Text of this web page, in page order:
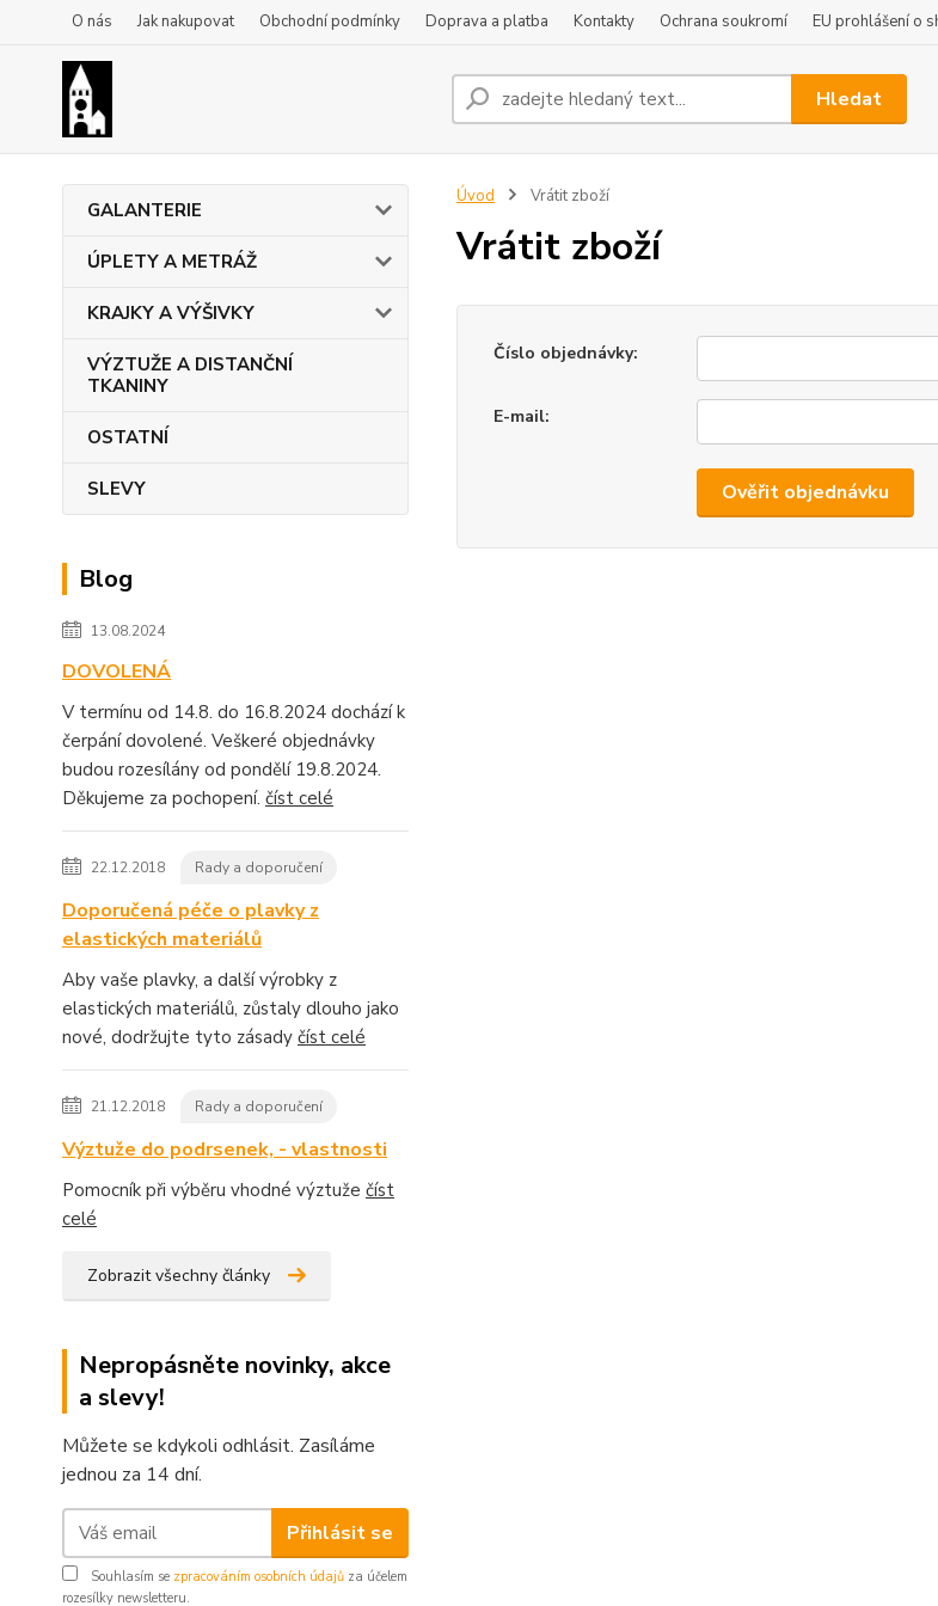
O nás Jak nakupovat Obchodní podmínky Doprava a platba Kontakty Ochrana soukromí EU prohlášení o
Hledat
GALANTERIE
ÚPLETY A METRÁŽ
KRAJKY A VÝŠIVKY
VÝZTUŽE A DISTANČNÍ
TKANINY
OSTATNÍ
SLEVY
Blog
13.08.2024
DOVOLENÁ
V termínu od 14.8. do 16.8.2024 dochází k
čerpání dovolené. Veškeré objednávky
budou rozesílány od pondělí 19.8.2024.
Děkujeme za pochopení. číst celé
22.12.2018 Rady a doporučení
Doporučená péče o plavky z
elastických materiálů
Aby vaše plavky, a další výrobky z
elastických materiálů, zůstaly dlouho jako
nové, dodržujte tyto zásady číst celé
21.12.2018 Rady a doporučení
Výztuže do podrsenek, - vlastnosti
Pomocník při výběru vhodné výztuže číst
celé
Zobrazit všechny články
Nepropásněte novinky, akce
a slevy!
Můžete se kdykoli odhlásit. Zasíláme
jednou za 14 dní.
Přihlásit se
Souhlasím se zpracováním osobních údajů za účelem
rozesílky newsletteru.
Úvod Vrátit zboží
Vrátit zboží
Číslo objednávky:
E-mail:
Ověřit objednávku